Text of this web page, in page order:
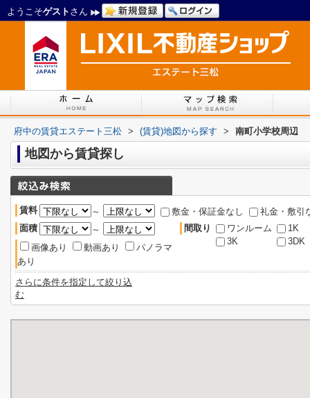
ようこそゲスト さん
府中の賃貸エステート三松 > (賃貸)地図から探す > 南町小学校周辺
地図から賃貸探し
賃料 ～ 敷金・保証金なし
礼金・敷引
面積
～
画像あり
動画あり
パノラマ
あり
間取り ワンルーム
1K
3K
3DK
さらに条件を指定して絞り込
む